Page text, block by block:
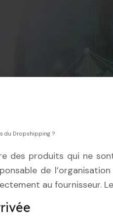
du Dropshipping ?
de
au fournisseur.